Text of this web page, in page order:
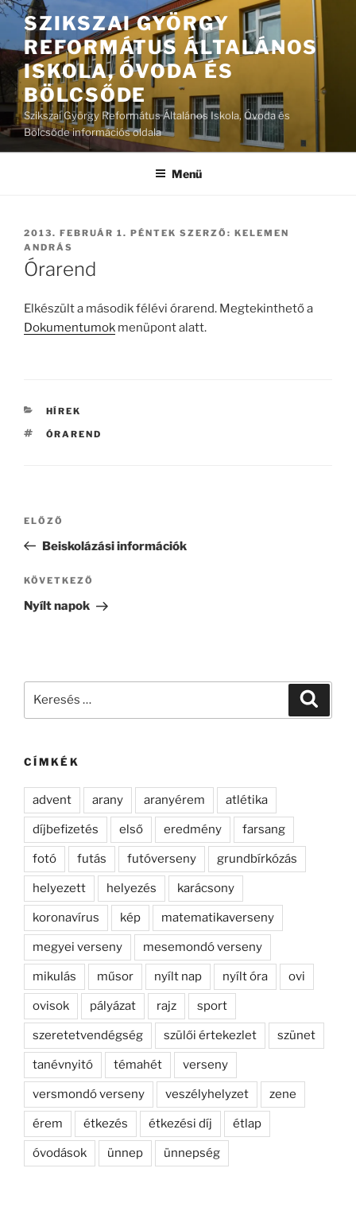
Tartalomhoz
SZIKSZAI GYÖRGY
REFORMÁTUS ÁLTALÁNOS
ISKOLA, ÓVODA ÉS
BÖLCSŐDE
Szikszai György Református Általános Iskola, Óvoda és
Bölcsőde információs oldala
Menü
BEKÜLDVE:
2013. FEBRUÁR 1. PÉNTEK SZERZŐ: KELEMEN
ANDRÁS
Órarend
Elkészült a második félévi órarend. Megtekinthető a
Dokumentumok menüpont alatt.
KATEGÓRIÁK
HÍREK
CÍMKÉK
ÓRAREND
Bejegyzés
Korábbi
bejegyzés
ELŐZŐ
Beiskolázási információk
Következő
bejegyzés
KÖVETKEZŐ
Nyílt napok
CÍMKÉK
advent arany aranyérem atlétika
díjbefizetés első eredmény farsang
fotó futás futóverseny grundbírkózás
helyezett helyezés karácsony
koronavírus kép matematikaverseny
megyei verseny mesemondó verseny
mikulás műsor nyílt nap nyílt óra ovi
ovisok pályázat rajz sport
szeretetvendégség szülői értekezlet szünet
tanévnyitó témahét verseny
versmondó verseny veszélyhelyzet zene
érem étkezés étkezési díj étlap
óvodások ünnep ünnepség